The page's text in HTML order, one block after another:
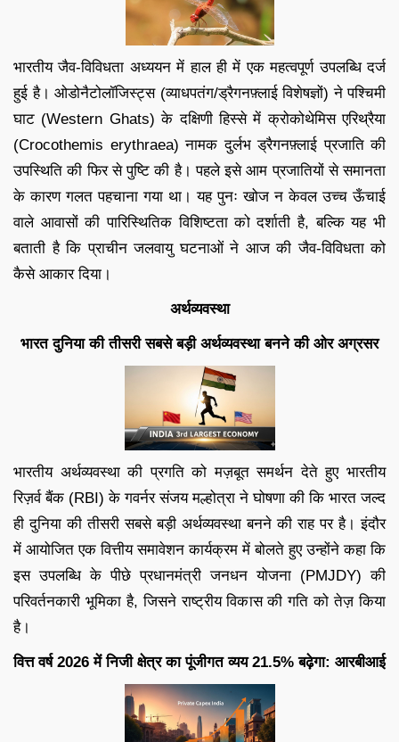
भारतीय जैव-विविधता अध्ययन में हाल ही में एक महत्वपूर्ण उपलब्धि दर्ज
हुई है। ओडोनैटोलॉजिस्ट्स (व्याधपतंग/ड्रैगनफ़्लाई विशेषज्ञों) ने पश्चिमी
घाट (Western Ghats) के दक्षिणी हिस्से में क्रोकोथेमिस एरिथ्रैया
(Crocothemis erythraea) नामक दुर्लभ ड्रैगनफ़्लाई प्रजाति की
उपस्थिति की फिर से पुष्टि की है। पहले इसे आम प्रजातियों से समानता
के कारण गलत पहचाना गया था। यह पुनः खोज न केवल उच्च ऊँचाई
वाले आवासों की पारिस्थितिक विशिष्टता को दर्शाती है, बल्कि यह भी
बताती है कि प्राचीन जलवायु घटनाओं ने आज की जैव-विविधता को
कैसे आकार दिया।
अर्थव्यवस्था
भारत दुनिया की तीसरी सबसे बड़ी अर्थव्यवस्था बनने की ओर अग्रसर
भारतीय अर्थव्यवस्था की प्रगति को मज़बूत समर्थन देते हुए भारतीय
रिज़र्व बैंक (RBI) के गवर्नर संजय मल्होत्रा ने घोषणा की कि भारत जल्द
ही दुनिया की तीसरी सबसे बड़ी अर्थव्यवस्था बनने की राह पर है। इंदौर
में आयोजित एक वित्तीय समावेशन कार्यक्रम में बोलते हुए उन्होंने कहा कि
इस उपलब्धि के पीछे प्रधानमंत्री जनधन योजना (PMJDY) की
परिवर्तनकारी भूमिका है, जिसने राष्ट्रीय विकास की गति को तेज़ किया
है।
वित्त वर्ष 2026 में निजी क्षेत्र का पूंजीगत व्यय 21.5% बढ़ेगा: आरबीआई